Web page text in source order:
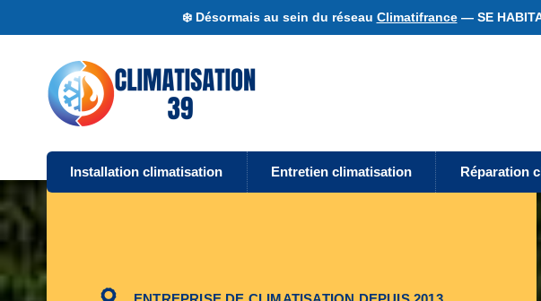
❄️ Désormais au sein du réseau Climatifrance— SE
Installation climatisation Entretien climatisation Réparation